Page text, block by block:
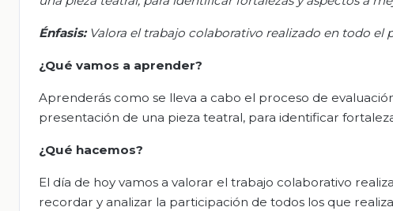
Énfasis: Valora el trabajo colaborativo realizado en todo el
¿Qué vamos a aprender?
Aprenderás como se lleva a cabo el proceso de
presentación de una pieza teatral, para identificar
¿Qué hacemos?
El día de hoy vamos a valorar el trabajo colaborativo
recordar y analizar la participación de todos los que